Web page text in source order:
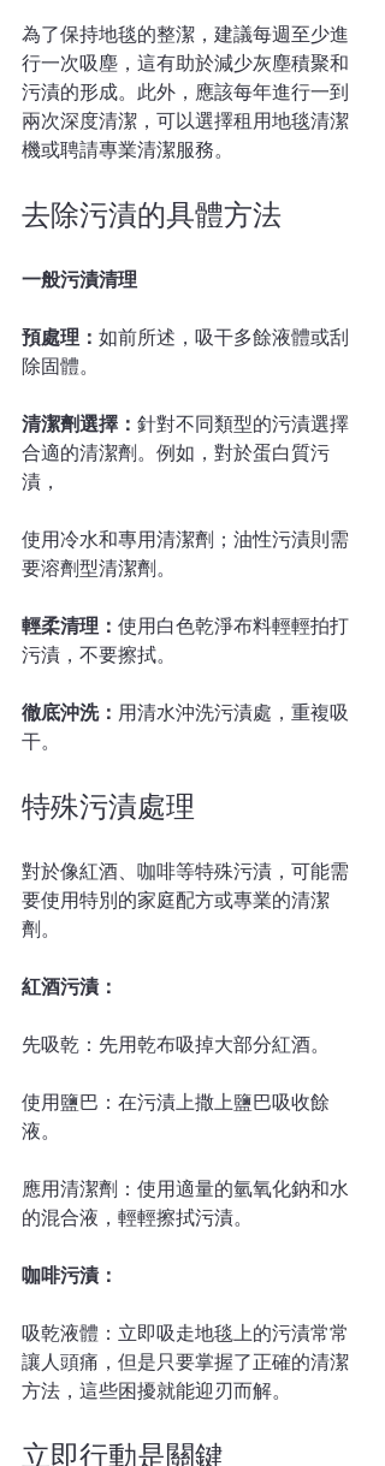
為了保持地毯的整潔，建議每週至少進
行一次吸塵，這有助於減少灰塵積聚和
污漬的形成。此外，應該每年進行一到
兩次深度清潔，可以選擇租用地毯清潔
機或聘請專業清潔服務。
去除污漬的具體方法
一般污漬清理
預處理： 如前所述，吸干多餘液體或刮
除固體。
清潔劑選擇： 針對不同類型的污漬選擇
合適的清潔劑。例如，對於蛋白質污
漬，
使用冷水和專用清潔劑；油性污漬則需
要溶劑型清潔劑。
輕柔清理： 使用白色乾淨布料輕輕拍打
污漬，不要擦拭。
徹底沖洗： 用清水沖洗污漬處，重複吸
干。
特殊污漬處理
對於像紅酒、咖啡等特殊污漬，可能需
要使用特別的家庭配方或專業的清潔
劑。
紅酒污漬：
先吸乾：先用乾布吸掉大部分紅酒。
使用鹽巴：在污漬上撒上鹽巴吸收餘
液。
應用清潔劑：使用適量的氫氧化鈉和水
的混合液，輕輕擦拭污漬。
咖啡污漬：
吸乾液體：立即吸走地毯上的污漬常常
讓人頭痛，但是只要掌握了正確的清潔
方法，這些困擾就能迎刃而解。
立即行動是關鍵